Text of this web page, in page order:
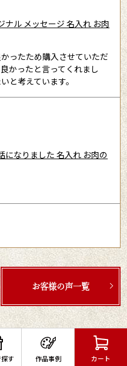
す 作品事例 カート
ナル メッセージ 名入れ お肉
ったため購入させていただ
かったと言ってくれまし
と考えています。
になりました 名入れ お肉の
になりました 名入れ お肉の
お客様の声一覧